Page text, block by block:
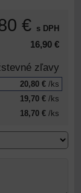
€ s DPH
16,90 €
zľavy
20,80 € /ks
19,70 € /ks
18,70 € /ks